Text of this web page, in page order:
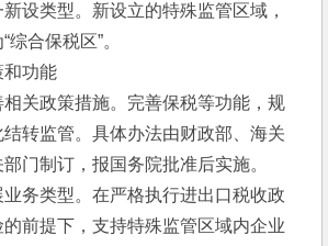
类型。新设立的特殊监管区域，
合保税区”。
功能
政策措施。完善保税等功能，规
转监管。具体办法由财政部、海关
门制订，报国务院批准后实施。
类型。在严格执行进出口税收政
前提下，支持特殊监管区域内企业